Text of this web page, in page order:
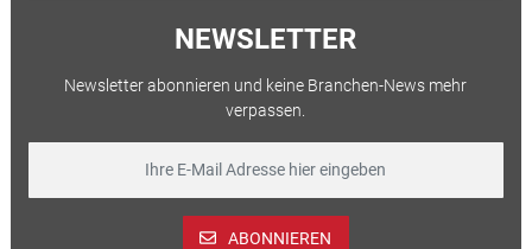
NEWSLETTER
Newsletter abonnieren und keine Branchen-News mehr
verpassen.
ABONNIEREN